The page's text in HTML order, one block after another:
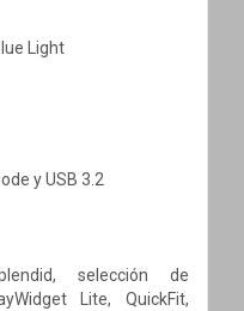
Light
y USB 3.2
selección de
Lite, QuickFit,